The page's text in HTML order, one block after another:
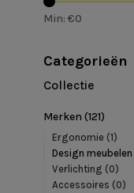
Min: €0
Categorieën
Collectie
Merken (121)
Ergonomie (1)
Design meubelen
Verlichting (0)
Accessoires (0)